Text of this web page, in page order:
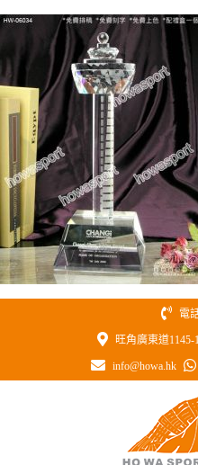
Skip
content
電
旺角廣東道
info@howa.hk